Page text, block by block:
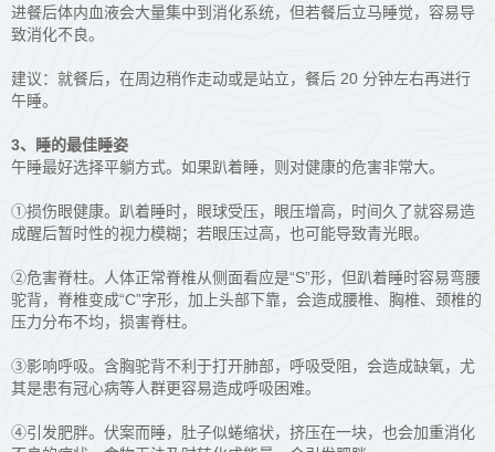
进餐后体内血液会大量集中到消化系统，但若餐后立马睡觉，容易导
致消化不良。
建议：就餐后，在周边稍作走动或是站立，餐后 20 分钟左右再进行
午睡。
3、睡的最佳睡姿
午睡最好选择平躺方式。如果趴着睡，则对健康的危害非常大。
①损伤眼健康。趴着睡时，眼球受压，眼压增高，时间久了就容易造
成醒后暂时性的视力模糊；若眼压过高，也可能导致青光眼。
②危害脊柱。人体正常脊椎从侧面看应是“S”形，但趴着睡时容易弯腰
驼背，脊椎变成“C”字形，加上头部下靠，会造成腰椎、胸椎、颈椎的
压力分布不均，损害脊柱。
③影响呼吸。含胸驼背不利于打开肺部，呼吸受阻，会造成缺氧，尤
其是患有冠心病等人群更容易造成呼吸困难。
④引发肥胖。伏案而睡，肚子似蜷缩状，挤压在一块，也会加重消化